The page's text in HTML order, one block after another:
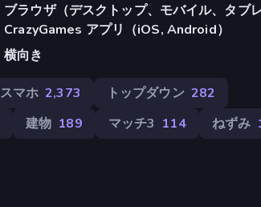
ブラウザ（デスクトップ、モバイル、タブ
CrazyGames アプリ（iOS, Android）
横向き
スマホ 2,373 トップダウン 282
建物 189 マッチ3 114 ねずみ